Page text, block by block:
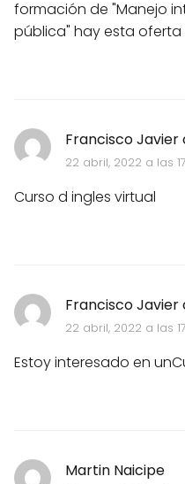
formación de "Manejo
pública" hay esta
Francisco Javier
22 abril, 2022 a las
Curso d ingles virtual
Francisco Javier
22 abril, 2022 a las
Estoy interesado en
Martin Naicipe